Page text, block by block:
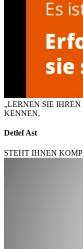
„LERNEN SIE
KENNEN,
Detlef Ast
STEHT IHNEN